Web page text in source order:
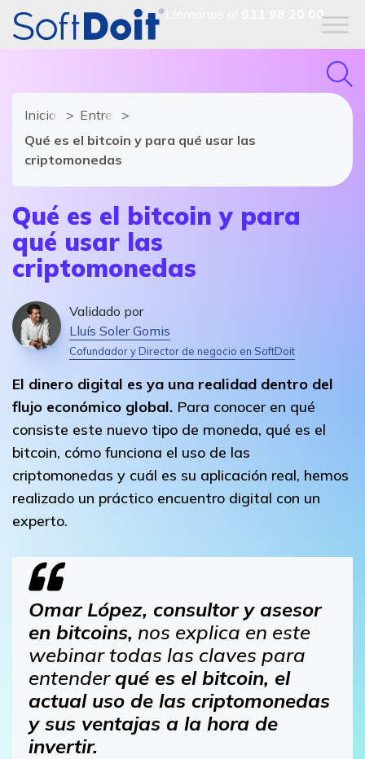
911 98 20 00
Inicio
Entrevistas al sector
Qué es el bitcoin y para qué usar las
criptomonedas
Qué es el bitcoin y para
qué usar las
criptomonedas
Validado por
Lluís Soler Gomis
Cofundador y Director de negocio en SoftDoit
El dinero digital es ya una realidad dentro del
flujo económico global. Para conocer en qué
consiste este nuevo tipo de moneda, qué es el
bitcoin, cómo funciona el uso de las
criptomonedas y cuál es su aplicación real, hemos
realizado un práctico encuentro digital con un
experto.
Omar López, consultor y asesor
en bitcoins, nos explica en este
webinar todas las claves para
entender qué es el bitcoin, el
actual uso de las criptomonedas
y sus ventajas a la hora de
invertir.